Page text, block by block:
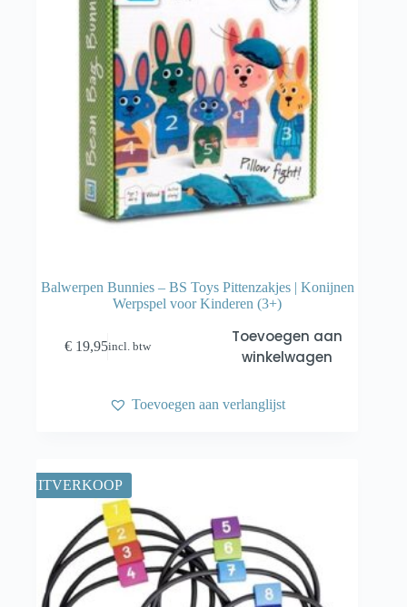
Balwerpen Bunnies – BS Toys Pittenzakjes | Konijnen
Werpspel voor Kinderen (3+)
€ 19,95incl. btw
Toevoegen aan
winkelwagen
Toevoegen aan verlanglijst
UITVERKOOP